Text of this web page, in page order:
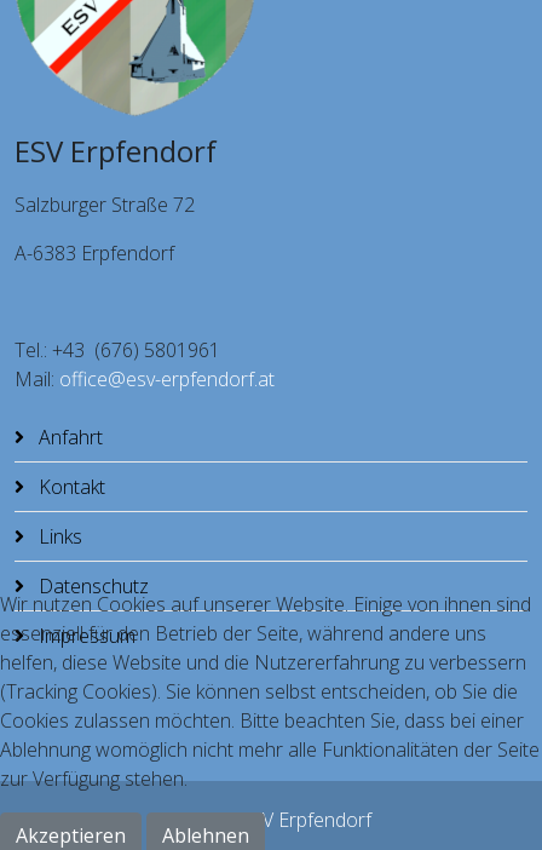
ESV Erpfendorf
Salzburger Straße 72
A-6383 Erpfendorf
Tel.: +43 (676) 5801961
Mail: office@esv-erpfendorf.at
Anfahrt
Kontakt
Links
Datenschutz
Impressum
© 2026 ESV Erpfendorf
Wir nutzen Cookies auf unserer Website. Einige von ihnen sind
essenziell für den Betrieb der Seite, während andere uns
helfen, diese Website und die Nutzererfahrung zu verbessern
(Tracking Cookies). Sie können selbst entscheiden, ob Sie die
Cookies zulassen möchten. Bitte beachten Sie, dass bei einer
Ablehnung womöglich nicht mehr alle Funktionalitäten der Seite
zur Verfügung stehen.
Akzeptieren Ablehnen